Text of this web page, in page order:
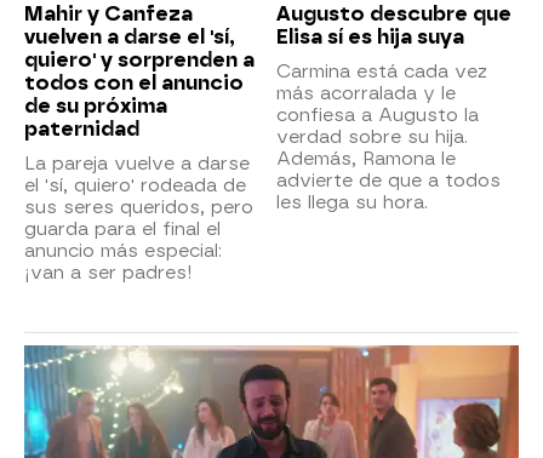
Mahir y Canfeza
vuelven a darse el 'sí,
quiero' y sorprenden a
todos con el anuncio
de su próxima
paternidad
La pareja vuelve a darse
el 'sí, quiero' rodeada de
sus seres queridos, pero
guarda para el final el
anuncio más especial:
¡van a ser padres!
Augusto descubre que
Elisa sí es hija suya
Carmina está cada vez
más acorralada y le
confiesa a Augusto la
verdad sobre su hija.
Además, Ramona le
advierte de que a todos
les llega su hora.